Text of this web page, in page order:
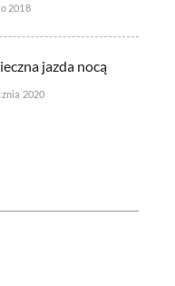
2018
jazda nocą
2020